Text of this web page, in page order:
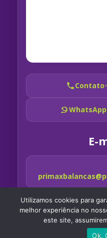
Contato•
WhatsApp
E-
CNPJ: 08.300.617/0001-34 |
Utilizamos cookies para
melhor experiência no
este site,
Ok,